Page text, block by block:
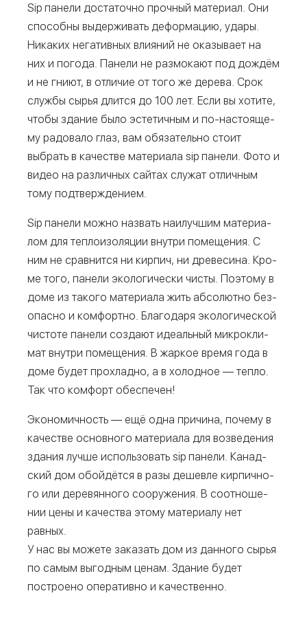
Sip пане­ли доста­точ­но проч­ный мате­ри­ал. Они
спо­соб­ны выдер­жи­вать дефор­ма­цию, уда­ры.
Ника­ких нега­тив­ных вли­я­ний не ока­зы­ва­ет на
них и пого­да. Пане­ли не раз­мо­ка­ют под дождём
и не гни­ют, в отли­чие от того же дере­ва. Срок
служ­бы сырья длит­ся до 100 лет. Если вы хоти­те,
что­бы зда­ние было эсте­тич­ным и по-насто­я­ще­
му радо­ва­ло глаз, вам обя­за­тель­но сто­ит
выбрать в каче­стве мате­ри­а­ла sip пане­ли. Фото и
видео на раз­лич­ных сай­тах слу­жат отлич­ным
тому подтверждением.
Sip пане­ли мож­но назвать наи­луч­шим мате­ри­а­
лом для теп­ло­изо­ля­ции внут­ри поме­ще­ния. С
ним не срав­нит­ся ни кир­пич, ни дре­ве­си­на. Кро­
ме того, пане­ли эко­ло­ги­че­ски чисты. Поэто­му в
доме из тако­го мате­ри­а­ла жить абсо­лют­но без­
опас­но и ком­форт­но. Бла­го­да­ря эко­ло­ги­че­ской
чисто­те пане­ли созда­ют иде­аль­ный мик­ро­кли­
мат внут­ри поме­ще­ния. В жар­кое вре­мя года в
доме будет про­хлад­но, а в холод­ное — теп­ло.
Так что ком­форт обеспечен!
Эко­но­мич­ность — ещё одна при­чи­на, поче­му в
каче­стве основ­но­го мате­ри­а­ла для воз­ве­де­ния
зда­ния луч­ше исполь­зо­вать sip пане­ли. Канад­
ский дом обой­дёт­ся в разы дешев­ле кир­пич­но­
го или дере­вян­но­го соору­же­ния. В соот­но­ше­
нии цены и каче­ства это­му мате­ри­а­лу нет
равных.
У нас вы може­те зака­зать дом из дан­но­го сырья
по самым выгод­ным ценам. Зда­ние будет
постро­е­но опе­ра­тив­но и качественно.